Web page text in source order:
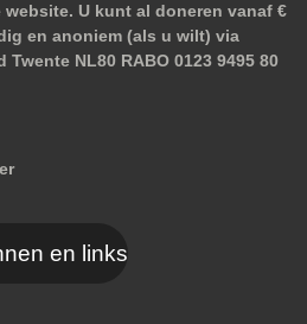
U kunt al doneren vanaf €
en anoniem (als u wilt) via
NL80 RABO 0123 9495 80
en links